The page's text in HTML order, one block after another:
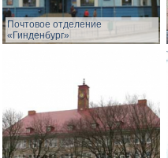
Почтовое отделение
«Гинденбург»